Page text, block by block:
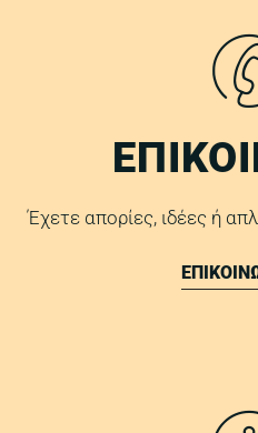
Έχετε απορίες, ιδέες ή